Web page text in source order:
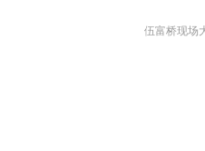
伍富桥现场